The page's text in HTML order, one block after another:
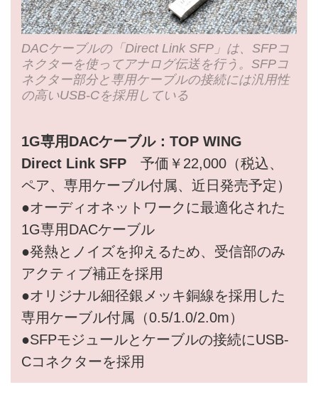
DACケーブルの「Direct Link SFP」は、SFPコ
ネクターを使ってアナログ伝送を行う。SFPコ
ネクター部分と専用ケーブルの接続には汎用性
の高いUSB-Cを採用している
1G専用DACケーブル：TOP WING
Direct Link SFP予価￥22,000（税込、
ペア、専用ケーブル付属、近日発売予定）
●オーディオネットワークに最適化された
1G専用DACケーブル
●発熱とノイズを抑えるため、受信部のみ
アクティブ補正を採用
●オリジナル細径銀メッキ銅線を採用した
専用ケーブル付属（0.5/1.0/2.0m）
●SFPモジュールとケーブルの接続にUSB-
Cコネクターを採用